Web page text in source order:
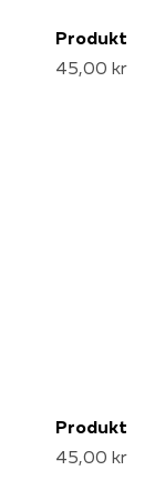
Produkt
45,00 kr
Produkt
45,00 kr